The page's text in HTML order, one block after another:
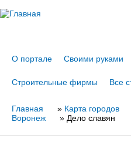
О портале Своими руками
Строительные фирмы Все
Вы
Главная » Карта городов
Воронеж
» Дело славян